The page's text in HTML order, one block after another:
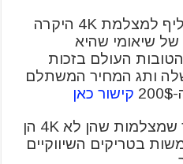
עד עכשיו מי שחיפש תחליף למצלמת 4K היקרה
של גופרו הלך על ה-YI II של שיאומי שהיא
העולם בזכות
ותג המחיר המשתלם
קישור כאן
– לא אומר שמצלמות שהן לא 4K הן
בטריקים השיווקיים